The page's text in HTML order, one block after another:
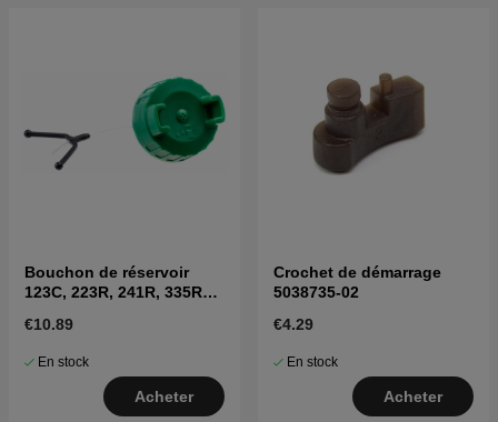
Bouchon de réservoir
123C, 223R, 241R, 335RX,
€10.89
En stock
Acheter
Crochet de démarrage
5038735-02
€4.29
En stock
Acheter